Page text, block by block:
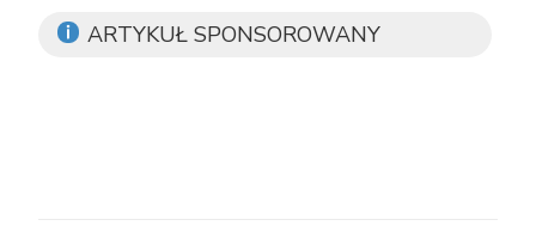
ARTYKUŁ SPONSOROWANY